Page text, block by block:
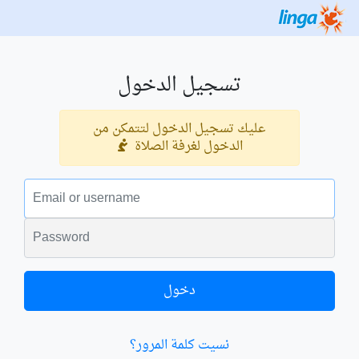
تسجيل الدخول
عليك تسجيل الدخول لتتمكن من
الدخول لغرفة الصلاة
البريد الالكتروني
الكلمة السرية
دخول
نسيت كلمة المرور؟